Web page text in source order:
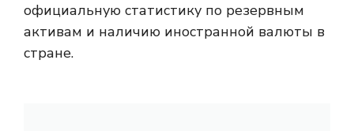
официальную статистику по резервным
активам и наличию иностранной валюты в
стране.